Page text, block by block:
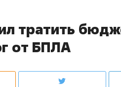
тратить
от БПЛА